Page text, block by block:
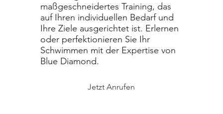
maßgeschneidertes Training, das
auf Ihren individuellen Bedarf und
Ihre Ziele ausgerichtet ist. Erlernen
oder perfektionieren Sie Ihr
Schwimmen mit der Expertise von
Blue Diamond.
Jetzt Anrufen